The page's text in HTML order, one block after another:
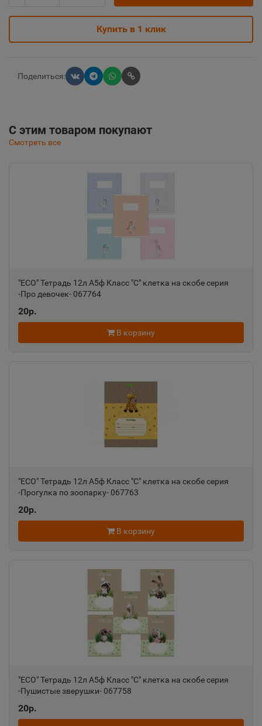
Купить в 1 клик
Поделиться:
С этим товаром покупают
Смотреть все
"ECO" Тетрадь 12л А5ф Класс "С" клетка на скобе серия
-Про девочек- 067764
20р.
В корзину
"ECO" Тетрадь 12л А5ф Класс "С" клетка на скобе серия
-Прогулка по зоопарку- 067763
20р.
В корзину
"ECO" Тетрадь 12л А5ф Класс "С" клетка на скобе серия
-Пушистые зверушки- 067758
20р.